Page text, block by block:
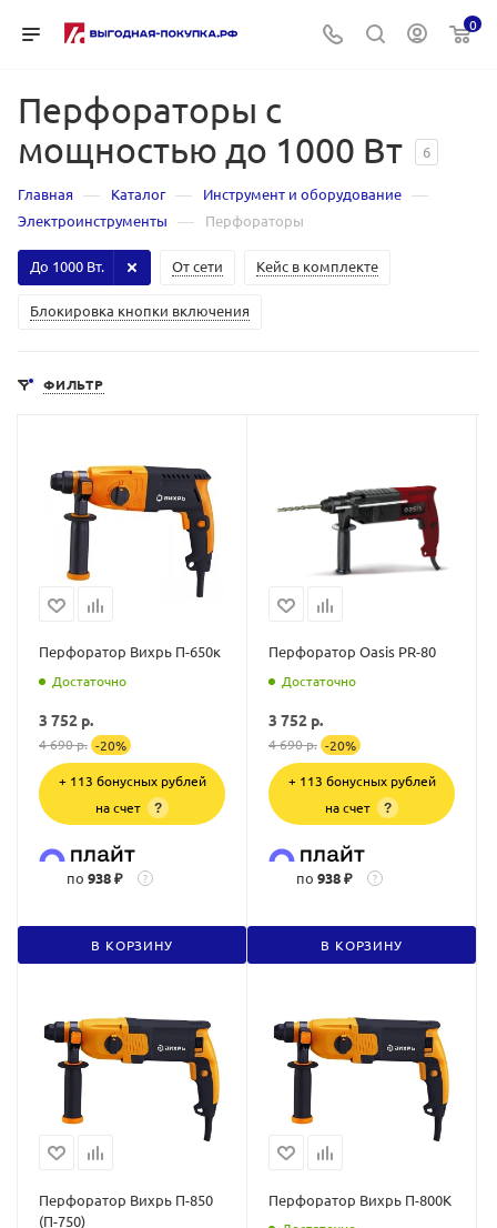
0
Перфораторы с
мощностью до 1000 Вт
6
Главная — Каталог — Инструмент и оборудование —
Электроинструменты — Перфораторы
От сети Кейс в комплекте
Блокировка кнопки включения
До 1000 Вт.
ФИЛЬТР
Перфоратор Вихрь П-650к
Достаточно
3 752 р.
4 690р. -20%
+ 113 бонусных рублей
на счет
?
по 938 ₽ ?
В КОРЗИНУ
Перфоратор Oasis PR-80
Достаточно
3 752 р.
4 690р. -20%
+ 113 бонусных рублей
на счет
?
по 938 ₽ ?
В КОРЗИНУ
Перфоратор Вихрь П-850
(П-750)
Перфоратор Вихрь П-800К